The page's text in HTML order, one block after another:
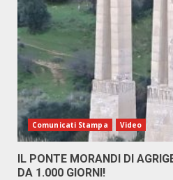
Comunicati Stampa Video
IL PONTE MORANDI DI
DA 1.000 GIORNI!